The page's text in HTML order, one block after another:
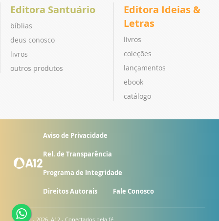
Editora Santuário
bíblias
deus conosco
livros
outros produtos
Editora Ideias &
Letras
livros
coleções
lançamentos
ebook
catálogo
Aviso de Privacidade
Rel. de Transparência
Programa de Integridade
Direitos Autorais Fale Conosco
© 2007 - 2026. A12 - Conectados pela fé.